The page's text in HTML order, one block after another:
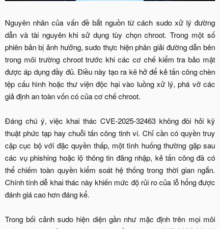
Nguyên nhân của vấn đề bắt nguồn từ cách sudo xử lý đường
dẫn và tài nguyên khi sử dụng tùy chọn chroot. Trong một số
phiên bản bị ảnh hưởng, sudo thực hiện phân giải đường dẫn bên
trong môi trường chroot trước khi các cơ chế kiểm tra bảo mật
được áp dụng đầy đủ. Điều này tạo ra kẽ hở để kẻ tấn công chèn
tệp cấu hình hoặc thư viện độc hại vào luồng xử lý, phá vỡ các
giả định an toàn vốn có của cơ chế chroot.
Đáng chú ý, việc khai thác CVE-2025-32463 không đòi hỏi kỹ
thuật phức tạp hay chuỗi tấn công tinh vi. Chỉ cần có quyền truy
cập cục bộ với đặc quyền thấp, một tình huống thường gặp sau
các vụ phishing hoặc lộ thông tin đăng nhập, kẻ tấn công đã có
thể chiếm toàn quyền kiểm soát hệ thống trong thời gian ngắn.
Chính tính dễ khai thác này khiến mức độ rủi ro của lỗ hổng được
đánh giá cao hơn đáng kể.
Trong bối cảnh sudo hiện diện gần như mặc định trên mọi môi